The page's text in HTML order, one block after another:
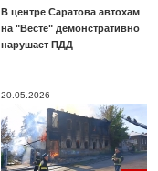
В центре Саратова автохам
на "Весте" демонстративно
нарушает ПДД
20.05.2026